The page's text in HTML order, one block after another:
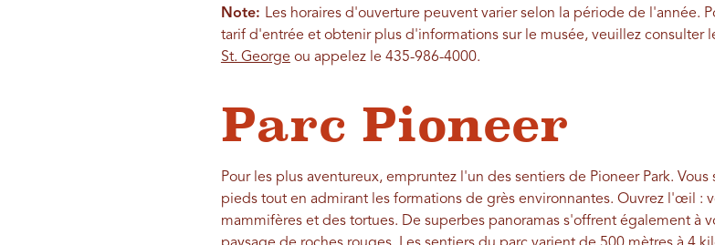
Note: Les horaires d'ouverture peuvent varier selon la période de l'année.
tarif d'entrée et obtenir plus d'informations sur le musée, veuillez consulter
St. George ou appelez le 435-986-4000.
Parc Pioneer
Pour les plus aventureux, empruntez l'un des sentiers de Pioneer Park.
pieds tout en admirant les formations de grès environnantes. Ouvrez l'œil :
mammifères et des tortues. De superbes panoramas s'offrent également à